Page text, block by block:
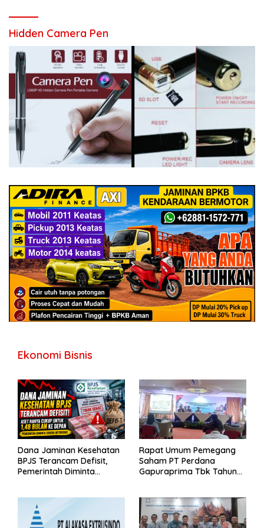
Hidden Camera Pen
Ekonomi Bisnis
Dana Jaminan Kesehatan
BPJS Terancam Defisit,
Pemerintah Diminta
Rapat Umum Pemegang
Saham PT Perdana
Gapuraprima Tbk Tahun